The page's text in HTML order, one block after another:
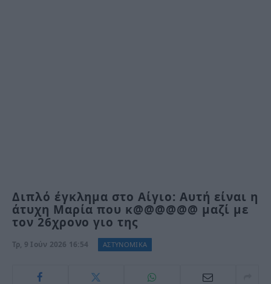
Διπλό έγκλημα στο Αίγιο: Αυτή είναι η
άτυχη Μαρία που κ@@@@@@ μαζί με
τον 26χρονο γιο της
Τρ, 9 Ιούν 2026 16:54 ΑΣΤΥΝΟΜΙΚΑ